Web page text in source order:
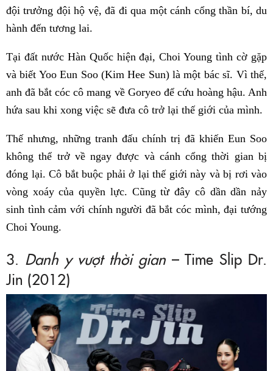
đội trưởng đội hộ vệ, đã đi qua một cánh cổng thần bí, du
hành đến tương lai.
Tại đất nước Hàn Quốc hiện đại, Choi Young tình cờ gặp
và biết Yoo Eun Soo (Kim Hee Sun) là một bác sĩ. Vì thế,
anh đã bắt cóc cô mang về Goryeo để cứu hoàng hậu. Anh
hứa sau khi xong việc sẽ đưa cô trở lại thế giới của mình.
Thế nhưng, những tranh đấu chính trị đã khiến Eun Soo
không thể trở về ngay được và cánh cổng thời gian bị
đóng lại. Cô bắt buộc phải ở lại thế giới này và bị rơi vào
vòng xoáy của quyền lực. Cũng từ đây cô dần dần nảy
sinh tình cảm với chính người đã bắt cóc mình, đại tướng
Choi Young.
3. Danh y vượt thời gian– Time Slip Dr.
Jin (2012)